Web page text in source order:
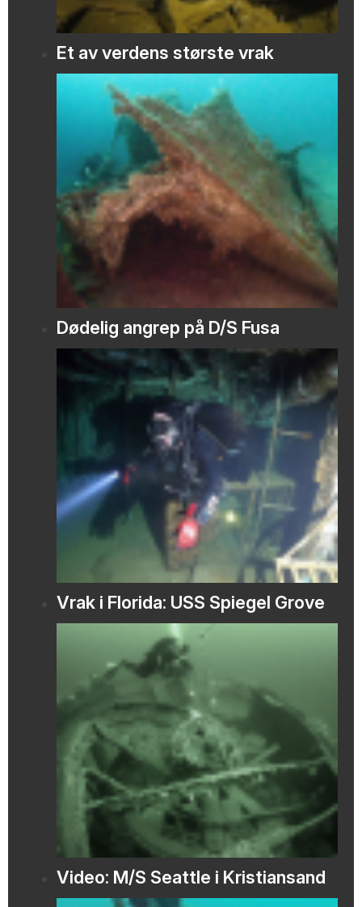
Et av verdens største vrak
Dødelig angrep på D/S Fusa
Vrak i Florida: USS Spiegel Grove
Video: M/S Seattle i Kristiansand